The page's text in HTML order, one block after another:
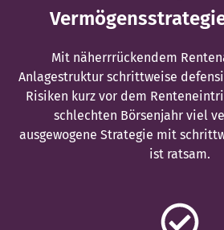
Mit näherrrückendem
Anlagestruktur schrittweise
Risiken kurz vor dem
schlechten Börsenjahr viel
ausgewogene Strategie mit
ist ratsam.